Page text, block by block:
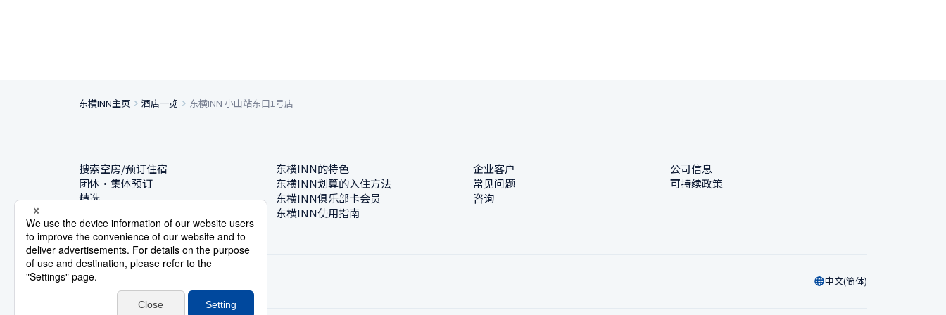
东横INN主页 酒店一览 东横INN 小山站东口1号店
搜索空房/预订住宿
团体・集体预订
精选
东横INN的特色
东横INN划算的入住方法
东横INN俱乐部卡会员
东横INN使用指南
企业客户
常见问题
咨询
公司信息
可持续政策
中文(简体)